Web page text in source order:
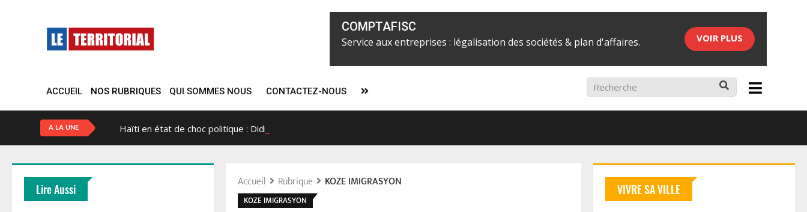
COMPTAFISC
Service aux entreprises : légalisation des sociétés & plan d'affaires. VOIR PLUS
ACCUEIL NOS RUBRIQUES QUI SOMMES NOUS CONTACTEZ-NOUS
A LA UNE Haïti en état de choc politique : Didier Alix Fils-Aimé concentrerait tous les pouvoirs à partir du 7 février 2026
Accueil Rubrique KOZE IMIGRASYON
KOZE IMIGRASYON
Lire Aussi VIVRE SA VILLE